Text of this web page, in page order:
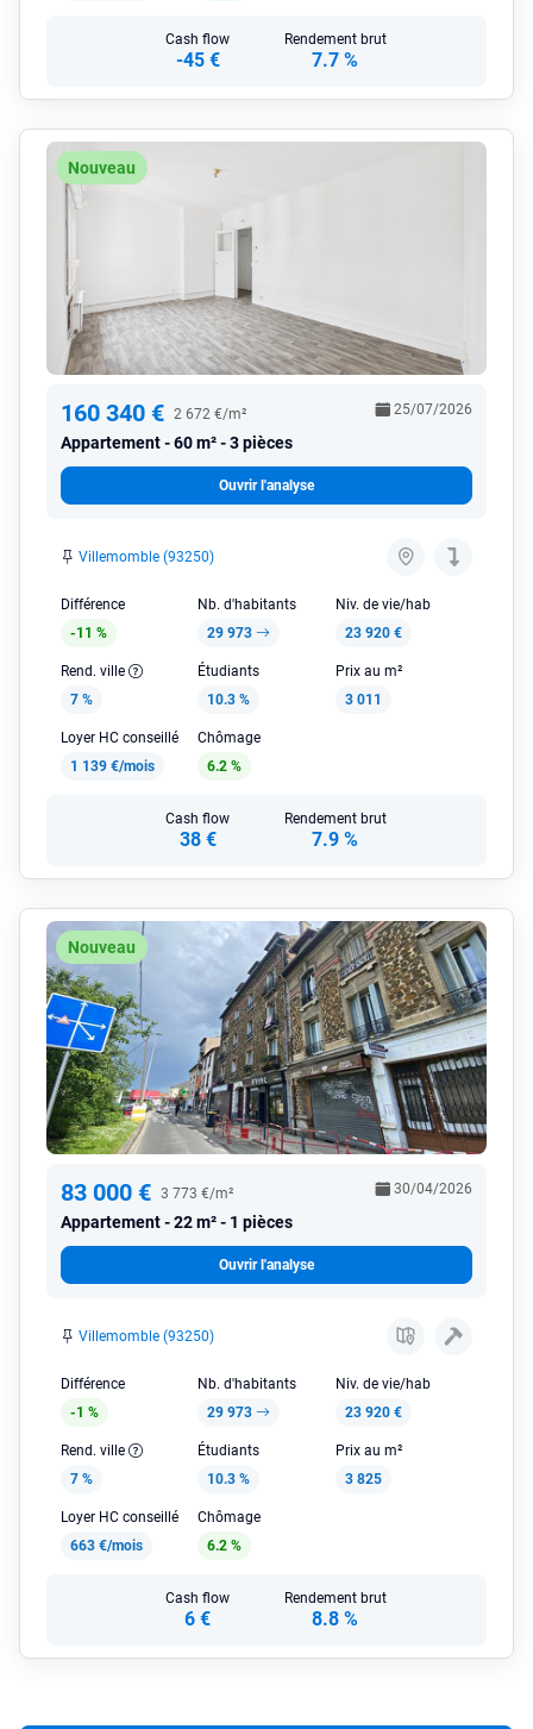
Cash flow
-45 €
Rendement brut
7.7 %
Nouveau
160 340 € 2 672 €/m²
Appartement 60 m² - 3 pièces
25/07/2026
Ouvrir l'analyse
Villemomble (93250)
Différence
-11 %
Nb. d'habitants
29 973
Niv. de vie/hab
23 920 €
Rend. ville
7 %
Étudiants
10.3 %
Prix au m²
3 011
Loyer HC conseillé
1 139 €/mois
Chômage
6.2 %
Cash flow
38 €
Rendement brut
7.9 %
Nouveau
83 000 € 3 773 €/m²
Appartement 22 m² - 1 pièces
30/04/2026
Ouvrir l'analyse
Villemomble (93250)
Différence
-1 %
Nb. d'habitants
29 973
Niv. de vie/hab
23 920 €
Rend. ville
7 %
Étudiants
10.3 %
Prix au m²
3 825
Loyer HC conseillé
663 €/mois
Chômage
6.2 %
Cash flow
6 €
Rendement brut
8.8 %